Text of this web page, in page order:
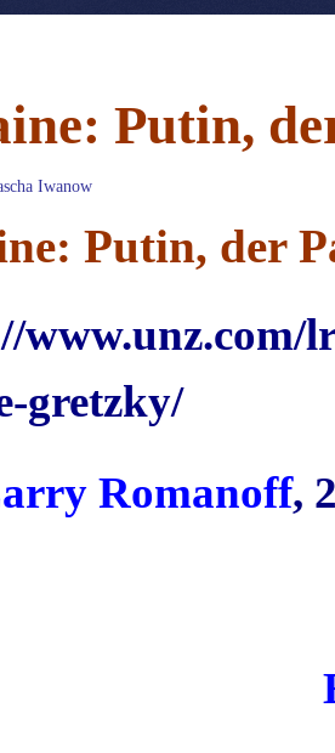
Putin,
Iwanow
Putin, der
www.unz.com/
gretzky/
Romanoff,